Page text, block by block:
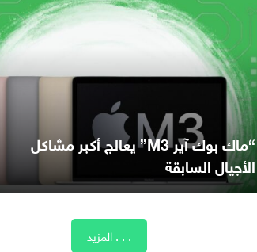
“ماك بوك آير M3” يعالج أكبر مشاكل
الأجيال السابقة
المزيد . . .